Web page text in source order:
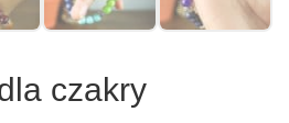
czakry